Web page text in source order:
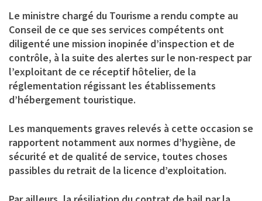
Le ministre chargé du Tourisme a rendu compte au
Conseil de ce que ses services compétents ont
diligenté une mission inopinée d’inspection et de
contrôle, à la suite des alertes sur le non-respect par
l’exploitant de ce réceptif hôtelier, de la
réglementation régissant les établissements
d’hébergement touristique.
Les manquements graves relevés à cette occasion se
rapportent notamment aux normes d’hygiène, de
sécurité et de qualité de service, toutes choses
passibles du retrait de la licence d’exploitation.